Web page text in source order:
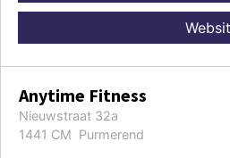
Anytime Fitness
Nieuwstraat 32a
1441 CM Purmerend